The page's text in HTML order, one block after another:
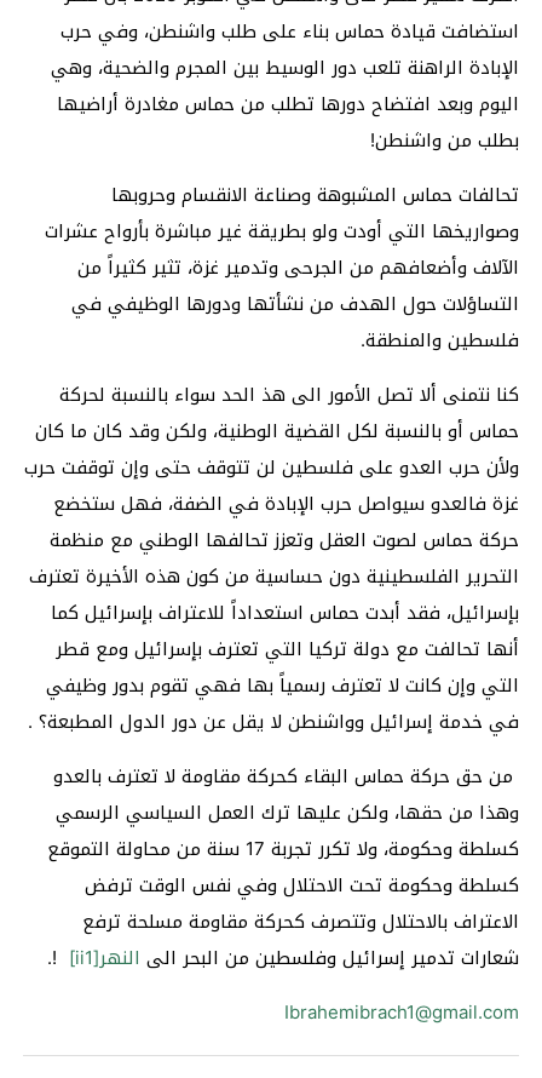
استضافت قيادة حماس بناء على طلب واشنطن، وفي حرب
الإبادة الراهنة تلعب دور الوسيط بين المجرم والضحية، وهي
اليوم وبعد افتضاح دورها تطلب من حماس مغادرة أراضيها
بطلب من واشنطن!
تحالفات حماس المشبوهة وصناعة الانقسام وحروبها
وصواريخها التي أودت ولو بطريقة غير مباشرة بأرواح عشرات
الآلاف وأضعافهم من الجرحى وتدمير غزة، تثير كثيراً من
التساؤلات حول الهدف من نشأتها ودورها الوظيفي في
فلسطين والمنطقة.
كنا نتمنى ألا تصل الأمور الى هذ الحد سواء بالنسبة لحركة
حماس أو بالنسبة لكل القضية الوطنية، ولكن وقد كان ما كان
ولأن حرب العدو على فلسطين لن تتوقف حتى وإن توقفت حرب
غزة فالعدو سيواصل حرب الإبادة في الضفة، فهل ستخضع
حركة حماس لصوت العقل وتعزز تحالفها الوطني مع منظمة
التحرير الفلسطينية دون حساسية من كون هذه الأخيرة تعترف
بإسرائيل، فقد أبدت حماس استعداداً للاعتراف بإسرائيل كما
أنها تحالفت مع دولة تركيا التي تعترف بإسرائيل ومع قطر
التي وإن كانت لا تعترف رسمياً بها فهي تقوم بدور وظيفي
في خدمة إسرائيل وواشنطن لا يقل عن دور الدول المطبعة؟ .
من حق حركة حماس البقاء كحركة مقاومة لا تعترف بالعدو
وهذا من حقها، ولكن عليها ترك العمل السياسي الرسمي
كسلطة وحكومة، ولا تكرر تجربة 17 سنة من محاولة التموقع
كسلطة وحكومة تحت الاحتلال وفي نفس الوقت ترفض
الاعتراف بالاحتلال وتتصرف كحركة مقاومة مسلحة ترفع
شعارات تدمير إسرائيل وفلسطين من البحر الى النهر[ii1]
!.
Ibrahemibrach1@gmail.com